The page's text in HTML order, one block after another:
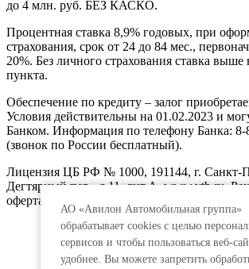
АО «Авилон Автомобильная группа»
обрабатывает cookies с целью
сервисов и чтобы пользоваться веб-
удобнее. Вы можете запретить
до 4 млн. руб. БЕЗ КАСКО.
Процентная ставка 8,9% годовых, при
страхования, срок от 24 до 84 мес.,
20%. Без личного страхования ставка
пункта.
Обеспечение по кредиту – залог
Условия действительны на 01.02.2023 и
Банком. Информация по телефону Банка: 8-
(звонок по России бесплатный).
Лицензия ЦБ РФ № 1000, 191144, г. Санкт-
Дегтярный пер., д.11, лит.А. www.vtb.ru.
оферта.